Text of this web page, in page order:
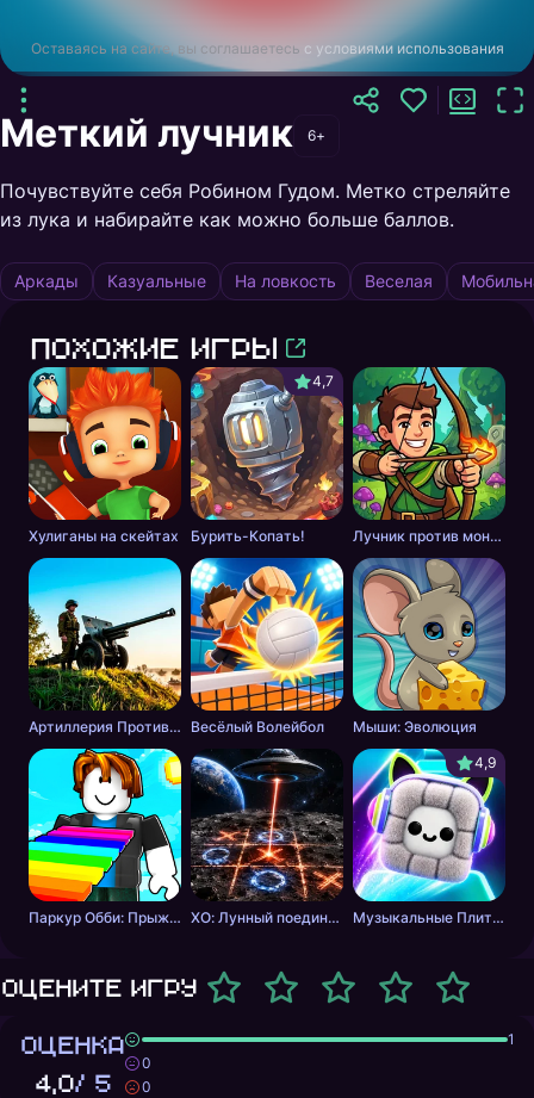
Оставаясь на сайте, вы соглашаетесь с условиями использования
Меткий лучник 6+
Почувствуйте себя Робином Гудом. Метко стреляйте
из лука и набирайте как можно больше баллов.
Аркады Казуальные На ловкость Веселая
Похожие игры
Хулиганы на скейтах
4,7
Бурить-Копать! Лучник против монстров
Артиллерия Против Танков Весёлый Волейбол Мыши: Эволюция
Паркур Обби: Прыжок к Победе ХО: Лунный поединок
4,9
Музыкальные Плитки: Ритм Пушистика
Оцените игру
ОЦЕНКА
4,0/ 5
1
0
0